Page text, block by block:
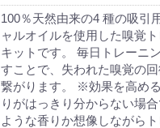
100％天然由来の4 種の吸引
ャルオイルを使用した嗅覚
キットです。 毎日トレーニ
すことで、失われた嗅覚の
繋がります。 ※効果を高め
りがはっきり分からない場
ような香りか想像しながら